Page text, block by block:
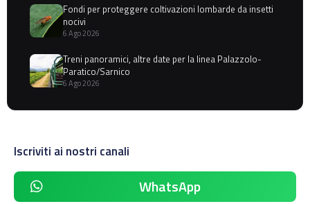
Fondi per proteggere coltivazioni lombarde da insetti
nocivi
6 Ago 2026
Treni panoramici, altre date per la linea Palazzolo-
Paratico/Sarnico
6 Ago 2026
Iscriviti ai nostri canali
WhatsApp